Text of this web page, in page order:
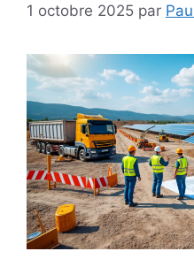
1 octobre 2025 par